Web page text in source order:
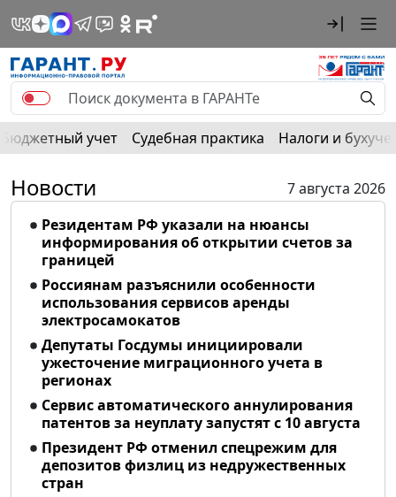
Бюджетный учет Судебная практика Налоги и
Новости
7 августа 2026
Резидентам РФ указали на нюансы
информирования об открытии счетов за
границей
Россиянам разъяснили особенности
использования сервисов аренды
электросамокатов
Депутаты Госдумы инициировали
ужесточение миграционного учета в
регионах
Сервис автоматического аннулирования
патентов за неуплату запустят с 10 августа
Президент РФ отменил спецрежим для
депозитов физлиц из недружественных
стран